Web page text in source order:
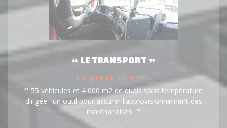
LE TRANSPORT
L'origine de notre PME
55 véhicules et 4 000 m2 de quais sous température
dirigée : un outil pour assurer l’approvisionnement des
marchandises